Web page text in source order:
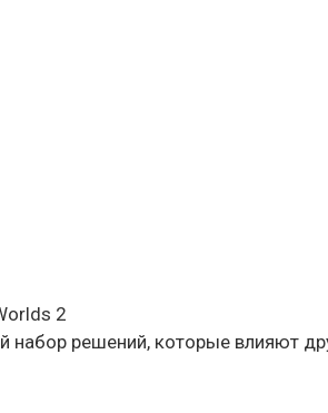
2
решений, которые влияют